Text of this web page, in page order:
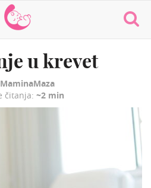
MaminaMaza
u krevet
MaminaMaza
čitanja: ~2 min